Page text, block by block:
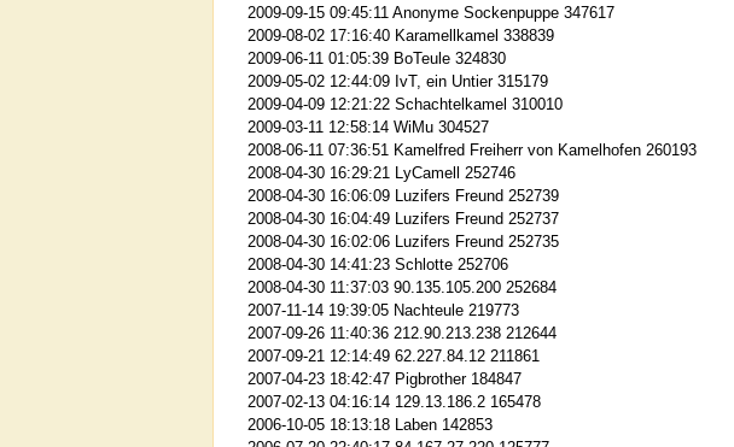
2009-09-15 09:45:11 Anonyme Sockenpuppe 347617
2009-08-02 17:16:40 Karamellkamel 338839
2009-06-11 01:05:39 BoTeule 324830
2009-05-02 12:44:09 IvT, ein Untier 315179
2009-04-09 12:21:22 Schachtelkamel 310010
2009-03-11 12:58:14 WiMu 304527
2008-06-11 07:36:51 Kamelfred Freiherr von Kamelhofen 260193
2008-04-30 16:29:21 LyCamell 252746
2008-04-30 16:06:09 Luzifers Freund 252739
2008-04-30 16:04:49 Luzifers Freund 252737
2008-04-30 16:02:06 Luzifers Freund 252735
2008-04-30 14:41:23 Schlotte 252706
2008-04-30 11:37:03 90.135.105.200 252684
2007-11-14 19:39:05 Nachteule 219773
2007-09-26 11:40:36 212.90.213.238 212644
2007-09-21 12:14:49 62.227.84.12 211861
2007-04-23 18:42:47 Pigbrother 184847
2007-02-13 04:16:14 129.13.186.2 165478
2006-10-05 18:13:18 Laben 142853